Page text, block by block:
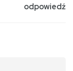
odpowiedź